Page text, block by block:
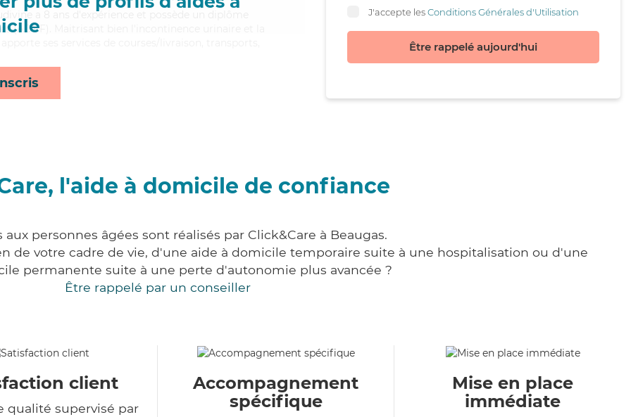
a 8 ans d'expérience et possède un diplôme
(ADVF). Maitrisant bien l'incontinence urinaire et la
J'accepte lesConditions Générales d'Utilisation
Être rappelé aujourd'hui
l'aide à domicile de confiance
aux personnes âgées sont réalisés par Click&Care à Beaugas.
de votre cadre de vie, d'une aide à domicile temporaire suite à une hospitalisation ou d'une
permanente suite à une perte d'autonomie plus avancée ?
Être rappelé par un conseiller
client
qualité supervisé par
Accompagnement
spécifique
Mise en place
immédiate